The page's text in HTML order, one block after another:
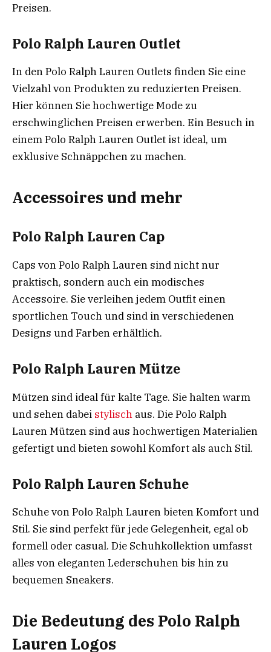
Preisen.
Polo Ralph Lauren Outlet
In den Polo Ralph Lauren Outlets finden Sie eine
Vielzahl von Produkten zu reduzierten Preisen.
Hier können Sie hochwertige Mode zu
erschwinglichen Preisen erwerben. Ein Besuch in
einem Polo Ralph Lauren Outlet ist ideal, um
exklusive Schnäppchen zu machen.
Accessoires und mehr
Polo Ralph Lauren Cap
Caps von Polo Ralph Lauren sind nicht nur
praktisch, sondern auch ein modisches
Accessoire. Sie verleihen jedem Outfit einen
sportlichen Touch und sind in verschiedenen
Designs und Farben erhältlich.
Polo Ralph Lauren Mütze
Mützen sind ideal für kalte Tage. Sie halten warm
und sehen dabei stylisch aus. Die Polo Ralph
Lauren Mützen sind aus hochwertigen Materialien
gefertigt und bieten sowohl Komfort als auch Stil.
Polo Ralph Lauren Schuhe
Schuhe von Polo Ralph Lauren bieten Komfort und
Stil. Sie sind perfekt für jede Gelegenheit, egal ob
formell oder casual. Die Schuhkollektion umfasst
alles von eleganten Lederschuhen bis hin zu
bequemen Sneakers.
Die Bedeutung des Polo Ralph
Lauren Logos